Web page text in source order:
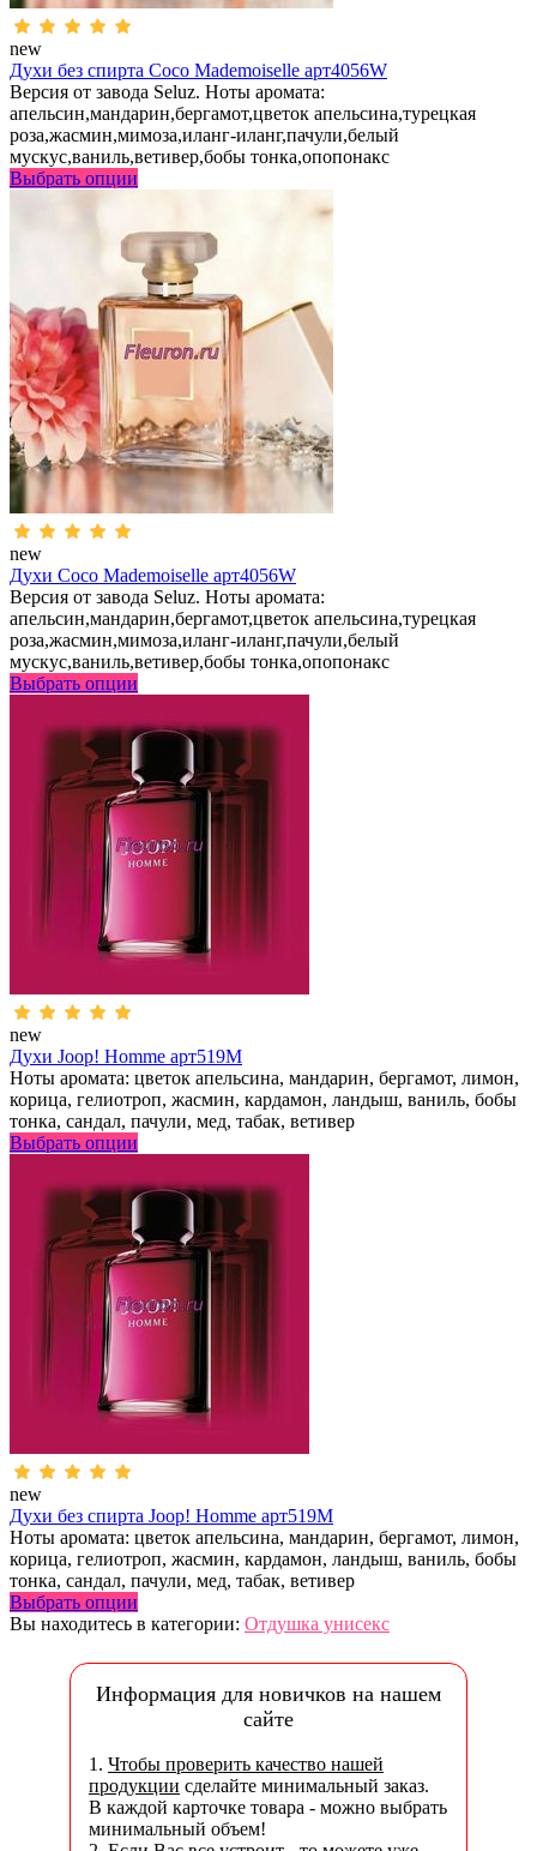
new
Духи без спирта Coco Mademoiselle арт4056W
Версия от завода Seluz. Ноты аромата:
апельсин,мандарин,бергамот,цветок апельсина,турецкая
роза,жасмин,мимоза,иланг-иланг,пачули,белый
мускус,ваниль,ветивер,бобы тонка,опопонакс
Выбрать опции
new
Духи Coco Mademoiselle арт4056W
Версия от завода Seluz. Ноты аромата:
апельсин,мандарин,бергамот,цветок апельсина,турецкая
роза,жасмин,мимоза,иланг-иланг,пачули,белый
мускус,ваниль,ветивер,бобы тонка,опопонакс
Выбрать опции
new
Духи Joop! Homme арт519M
Ноты аромата: цветок апельсина, мандарин, бергамот, лимон,
корица, гелиотроп, жасмин, кардамон, ландыш, ваниль, бобы
тонка, сандал, пачули, мед, табак, ветивер
Выбрать опции
new
Духи без спирта Joop! Homme арт519M
Ноты аромата: цветок апельсина, мандарин, бергамот, лимон,
корица, гелиотроп, жасмин, кардамон, ландыш, ваниль, бобы
тонка, сандал, пачули, мед, табак, ветивер
Выбрать опции
Вы находитесь в категории: Отдушка унисекс
Информация для новичков на нашем
сайте
1. Чтобы проверить качество нашей
продукции сделайте минимальный заказ.
В каждой карточке товара - можно выбрать
минимальный объем!